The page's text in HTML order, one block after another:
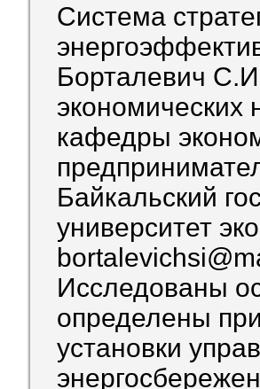
Система
Борталевич
экономических
кафедры
Байкальский
университет
Исследованы
определены
установки